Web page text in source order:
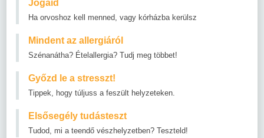
Jogaid
Ha orvoshoz kell menned, vagy kórházba kerülsz
Mindent az allergiáról
Szénanátha? Ételallergia? Tudj meg többet!
Győzd le a stresszt!
Tippek, hogy túljuss a feszült helyzeteken.
Elsősegély tudásteszt
Tudod, mi a teendő vészhelyzetben? Teszteld!